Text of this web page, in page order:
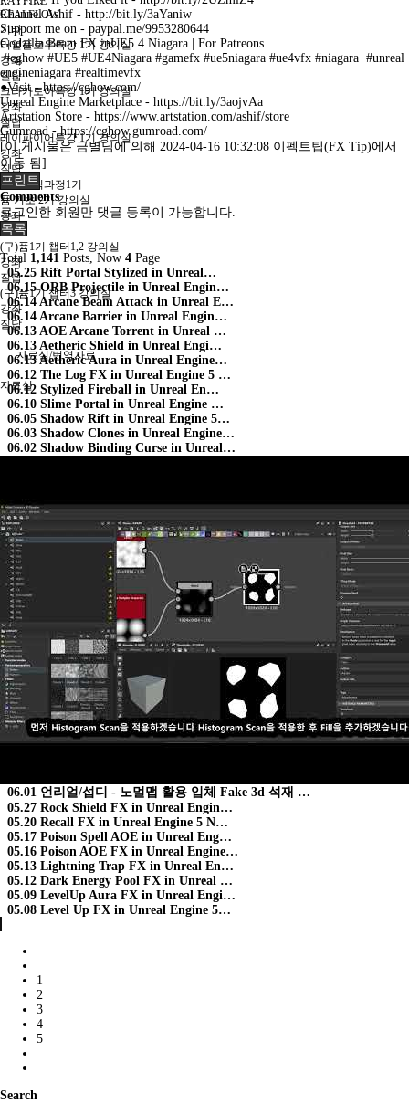
REALFLOW
기타
리얼플로우특강 1기 강의실
강좌
질답
크라카토아특강 1기 강의실
강좌
질답
레이파이어특강 1기 강의실
강좌
질답
시네마틱과정1기
퓸 기초 2기 강의실
강좌
질답
(구)퓸1기 챕터1,2 강의실
강좌
질답
(구)퓸1기 챕터3 강의실
강좌
질답
자료실/번역자료
자료실
Channel Ashif - http://bit.ly/3aYaniw
Support me on - paypal.me/9953280644
Godzilla Beam FX inUE5.4 Niagara | For Patreons
#cghow #UE5 #UE4Niagara #gamefx #ue5niagara #ue4vfx #niagara #unreal
engineniagara #realtimevfx
●Visit - https://cghow.com/
Unreal Engine Marketplace - https://bit.ly/3aojvAa
Artstation Store - https://www.artstation.com/ashif/store
Gumroad - https://cghow.gumroad.com/
[이 게시물은 금별님에 의해 2024-04-16 10:32:08 이펙트팁(FX Tip)에서
이동 됨]
프린트
Comments
로그인한 회원만 댓글 등록이 가능합니다.
목록
Total 1,141 Posts, Now 4 Page
05.25 Rift Portal Stylized in Unreal…
06.15ORB Projectile in Unreal Engin…
06.14 Arcane Beam Attack in Unreal E…
06.14 Arcane Barrier in Unreal Engin…
06.13 AOE Arcane Torrent in Unreal …
06.13 Aetheric Shield in Unreal Engi…
06.13Aetheric Aura in Unreal Engine…
06.12 The Log FX in Unreal Engine 5 …
06.12 Stylized Fireball in Unreal En…
06.10 Slime Portal in Unreal Engine …
06.05 Shadow Rift in Unreal Engine 5…
06.03 Shadow Clones in Unreal Engine…
06.02 Shadow Binding Curse in Unreal…
06.01 언리얼/섭디 - 노멀맵 활용 입체 Fake 3d 석재 …
05.27 Rock Shield FX in Unreal Engin…
05.20 Recall FX in Unreal Engine 5 N…
05.17 Poison Spell AOE in Unreal Eng…
05.16 Poison AOE FX in Unreal Engine…
05.13 Lightning Trap FX in Unreal En…
05.12 Dark Energy Pool FX in Unreal …
05.09 LevelUp Aura FX in Unreal Engi…
05.08 Level Up FX in Unreal Engine 5…
1
2
3
4
5
Search